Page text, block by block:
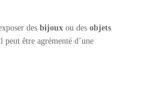
des bijouxou des objets
être agrémenté d’une